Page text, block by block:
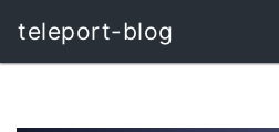
teleport-blog